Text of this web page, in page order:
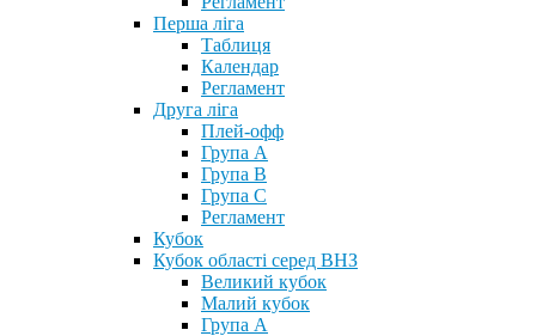
Перша ліга
Таблиця
Календар
Регламент
Друга ліга
Плей-офф
Група А
Група В
Група С
Регламент
Кубок
Кубок області серед ВНЗ
Великий кубок
Малий кубок
Група А